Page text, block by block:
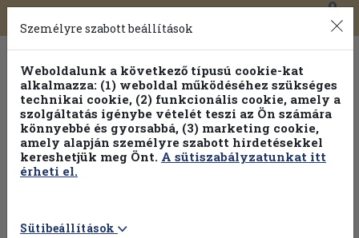
Toggle
navigation
0
Személyre szabott beállítások
Weboldalunk a következő típusú cookie-kat
alkalmazza: (1) weboldal működéséhez szükséges
technikai cookie, (2) funkcionális cookie, amely a
szolgáltatás igénybe vételét teszi az Ön számára
könnyebbé és gyorsabbá, (3) marketing cookie,
amely alapján személyre szabott hirdetésekkel
kereshetjük meg Önt. A sütiszabályzatunkat itt
érheti el.
Sütibeállítások